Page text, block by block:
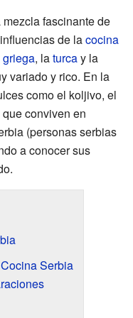
mezcla fascinante de
de lacocina
griega, laturcay la
variado y rico. En la
como el koljivo, el
que conviven en
(personas serbias
a conocer sus
Serbia